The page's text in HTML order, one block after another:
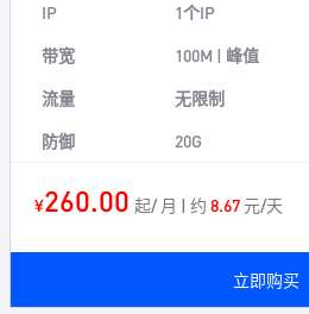
IP
1个IP
带宽
100M | 峰值
流量
无限制
防御
20G
¥260.00 起/ 月 | 约 8.67元/天
立即购买